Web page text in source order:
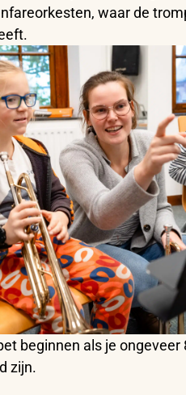
waar de
beginnen als je ongeveer
zijn.